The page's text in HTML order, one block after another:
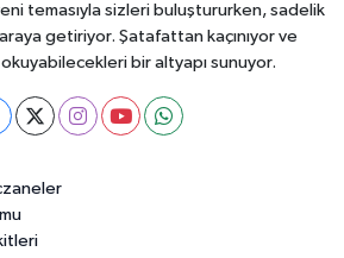
temasıyla sizleri buluştururken, sadelik
getiriyor. Şatafattan kaçınıyor ve
bir altyapı sunuyor.